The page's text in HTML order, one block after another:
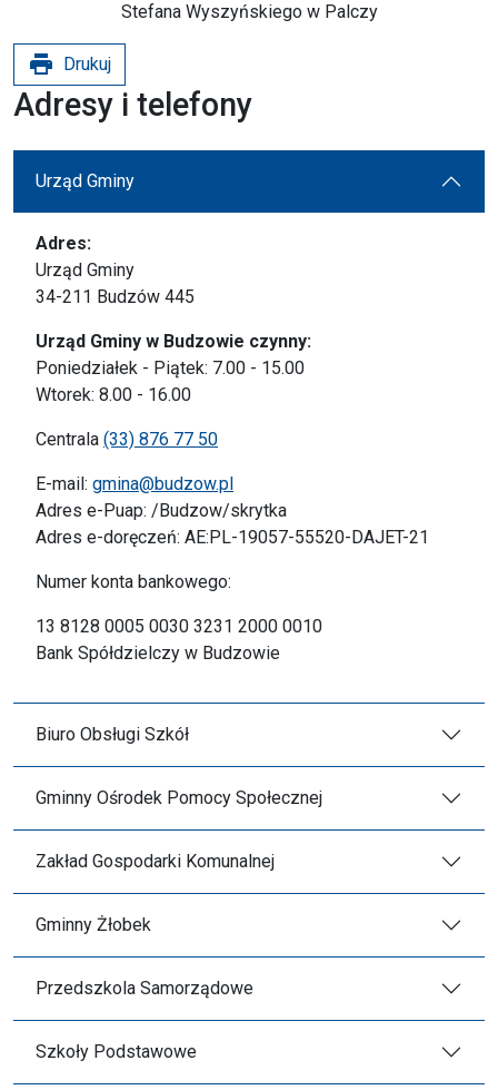
Stefana Wyszyńskiego w Palczy
print Drukuj
Adresy i telefony
Urząd Gminy
Adres:
Urząd Gminy
34-211 Budzów 445
Urząd Gminy w Budzowie czynny:
Poniedziałek - Piątek: 7.00 - 15.00
Wtorek: 8.00 - 16.00
Centrala (33) 876 77 50
E-mail: gmina@budzow.pl
Adres e-Puap: /Budzow/skrytka
Adres e-doręczeń: AE:PL-19057-55520-DAJET-21
Numer konta bankowego:
13 8128 0005 0030 3231 2000 0010
Bank Spółdzielczy w Budzowie
Biuro Obsługi Szkół
Gminny Ośrodek Pomocy Społecznej
Zakład Gospodarki Komunalnej
Gminny Żłobek
Przedszkola Samorządowe
Szkoły Podstawowe